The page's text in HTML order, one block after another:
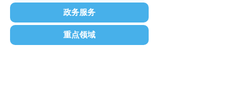
政务服务
重点领域